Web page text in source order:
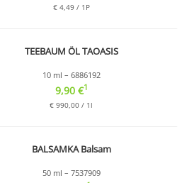
€ 4,49 / 1P
TEEBAUM ÖL TAOASIS
10 ml – 6886192
9,90 €1
€ 990,00 / 1l
BALSAMKA Balsam
50 ml – 7537909